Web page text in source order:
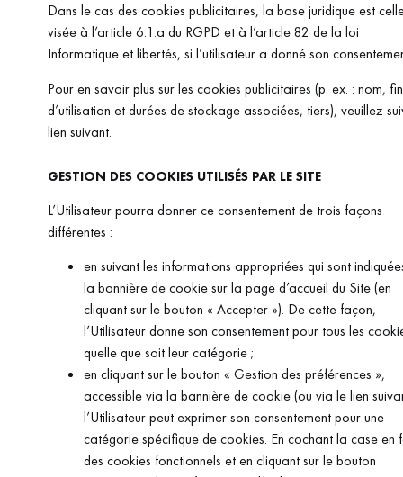
Dans le cas des cookies publicitaires, la base juridique est
visée à l’article 6.1.a du RGPD et à l’article 82 de la loi
Informatique et libertés, si l’utilisateur a donné son
Pour en savoir plus sur les cookies publicitaires (p. ex. : nom,
d’utilisation et durées de stockage associées, tiers), veuillez
lien suivant.
GESTION DES COOKIES UTILISÉS PAR LE SITE
L’Utilisateur pourra donner ce consentement de trois façons
différentes :
en suivant les informations appropriées qui sont
la bannière de cookie sur la page d’accueil du Site (en
cliquant sur le bouton « Accepter »). De cette façon,
l’Utilisateur donne son consentement pour tous les
quelle que soit leur catégorie ;
en cliquant sur le bouton « Gestion des préférences »,
accessible via la bannière de cookie (ou via le lien
l’Utilisateur peut exprimer son consentement pour une
catégorie spécifique de cookies. En cochant la case en
des cookies fonctionnels et en cliquant sur le bouton